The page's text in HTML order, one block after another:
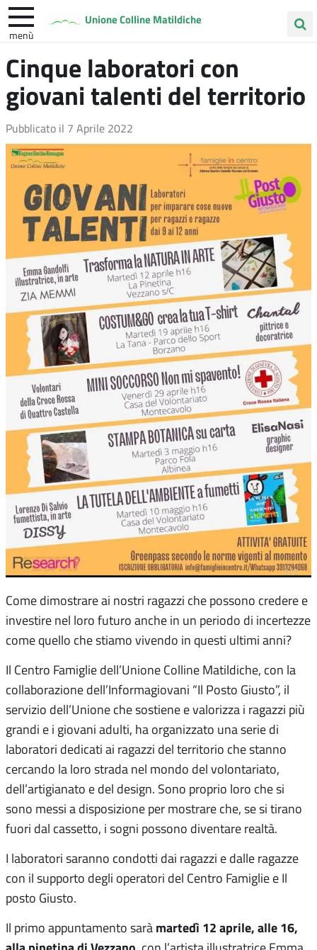
Unione Colline Matildiche
menù
nel
sito
Quattro Castella Vezzano sul Crostolo
Cinque laboratori con
giovani talenti del territorio
Pubblicato il 7 Aprile 2022
Come dimostrare ai nostri ragazzi che possono credere e
investire nel loro futuro anche in un periodo di incertezze
come quello che stiamo vivendo in questi ultimi anni?
Il Centro Famiglie dell’Unione Colline Matildiche, con la
collaborazione dell’Informagiovani “Il Posto Giusto”, il
servizio dell’Unione che sostiene e valorizza i ragazzi più
grandi e i giovani adulti, ha organizzato una serie di
laboratori dedicati ai ragazzi del territorio che stanno
cercando la loro strada nel mondo del volontariato,
dell’artigianato e del design. Sono proprio loro che si
sono messi a disposizione per mostrare che, se si tirano
fuori dal cassetto, i sogni possono diventare realtà.
I laboratori saranno condotti dai ragazzi e dalle ragazze
con il supporto degli operatori del Centro Famiglie e Il
posto Giusto.
Il primo appuntamento sarà martedì 12 aprile, alle 16,